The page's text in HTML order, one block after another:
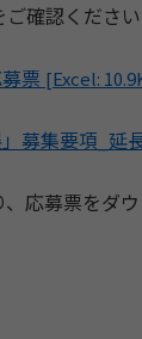
確認ください
票 [Excel:
募集要項_延
応募票をダ